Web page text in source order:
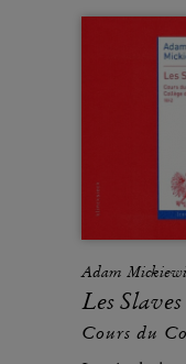
Adam
Les Slaves
Cours du